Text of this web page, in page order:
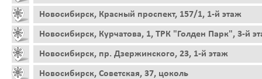
Новосибирск, Красный проспект, 157/1, 1-й этаж
Новосибирск, Курчатова, 1, ТРК "Голден Парк", 3-й
Новосибирск, пр. Дзержинского, 23, 1-й этаж
Новосибирск, Советская, 37, цоколь